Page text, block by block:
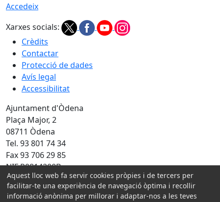
Accedeix
Xarxes socials:
Crèdits
Contactar
Protecció de dades
Avís legal
Accessibilitat
Ajuntament d'Òdena
Plaça Major, 2
08711 Òdena
Tel. 93 801 74 34
Fax 93 706 29 85
NIF P0814200B
Amb la col·laboració de:
Aquest lloc web fa servir cookies pròpies i de tercers per
facilitar-te una experiència de navegació òptima i recollir
informació anònima per millorar i adaptar-nos a les teves